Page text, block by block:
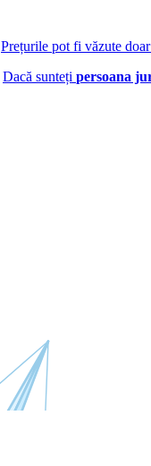
Prețurile pot fi văzute
Dacă sunteți persoana